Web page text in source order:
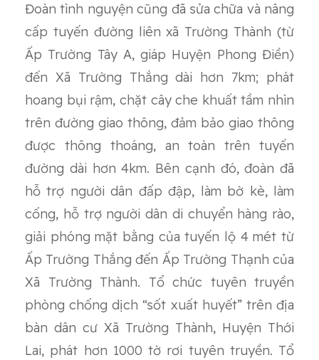
Đoàn tình nguyện cũng đã sửa chữa và nâng
cấp tuyến đường liên xã Trường Thành (từ
Ấp Trường Tây A, giáp Huyện Phong Điền)
đến Xã Trường Thắng dài hơn 7km; phát
hoang bụi rậm, chặt cây che khuất tầm nhìn
trên đường giao thông, đảm bảo giao thông
được thông thoáng, an toàn trên tuyến
đường dài hơn 4km. Bên cạnh đó, đoàn đã
hỗ trợ người dân đấp đập, làm bờ kè, làm
cống, hỗ trợ người dân di chuyển hàng rào,
giải phóng mặt bằng của tuyến lộ 4 mét từ
Ấp Trường Thắng đến Ấp Trường Thạnh của
Xã Trường Thành. Tổ chức tuyên truyền
phòng chống dịch “sốt xuất huyết” trên địa
bàn dân cư Xã Trường Thành, Huyện Thới
Lai, phát hơn 1000 tờ rơi tuyên truyền. Tổ